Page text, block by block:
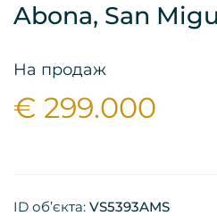
Abona, San
На продаж
€ 299.000
ID об’єкта: VS5393AMS